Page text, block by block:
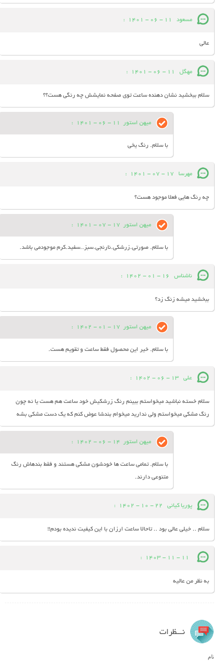
مسعود 11 - 06 - 1401
:
عالی
مهگل 11 - 06 - 1401
:
سلام ببخشید نشان دهنده ساعت توی صفحه نمایشش چه رنگی هست؟؟
میهن استور 11 - 06 - 1401
:
با سلام. رنگ یخی
مهرسا 17 - 07 - 1401
:
چه رنگ هایی فعلا موجود هست؟
میهن استور 17 - 07 - 1401
:
با سلام. صورتی.زرشکی.نارنجی.سبز..سفید.کرم موجودمی باشد.
ناشناس 16 - 01 - 1402
:
ببخشید میشه زنگ زد؟
میهن استور 17 - 01 - 1402
:
با سلام. خیر این محصول فقط ساعت و تقویم هست.
علی 13 - 06 - 1402
:
سلام خسته نباشید میخواستم ببینم رنگ زرشکیش خود ساعت هم هست یا نه چون
رنگ مشکی میخواستم ولی ندارید میخوام بندشا عوض کنم که یک دست مشکی بشه
میهن استور 14 - 06 - 1402
:
با سلام. تمامی ساعت ها خودشون مشکی هستند و فقط بندهاش رنگ
متنوعی دارند.
پوریا کیائی 22 - 10 - 1402
:
سلام .. خیلی عالی بود .. تاحالا ساعت ارزان با این کیفیت ندیده بودم!!
11 - 11 - 1403
:
به نظر من عالیه
نـــظرات
نام